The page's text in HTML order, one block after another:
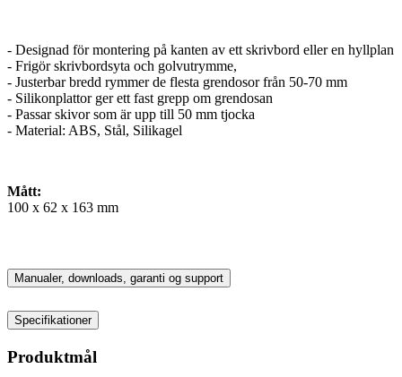
- Designad för montering på kanten av ett skrivbord eller en hyllplan
- Frigör skrivbordsyta och golvutrymme,
- Justerbar bredd rymmer de flesta grendosor från 50-70 mm
- Silikonplattor ger ett fast grepp om grendosan
- Passar skivor som är upp till 50 mm tjocka
- Material: ABS, Stål, Silikagel
Mått:
100 x 62 x 163 mm
Manualer, downloads, garanti og support
Specifikationer
Produktmål